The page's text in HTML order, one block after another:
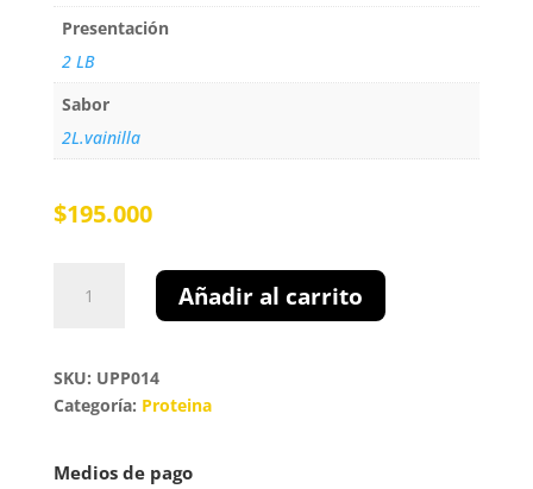
Presentación
2 LB
Sabor
2L.vainilla
$195.000
Añadir al carrito
SKU: UPP014
Categoría: Proteina
Medios de pago